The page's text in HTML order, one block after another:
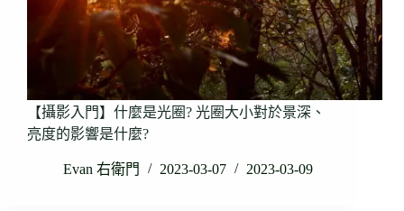
【攝影入門】什麼是光圈? 光圈大小對於景深、
亮度的影響是什麼?
Evan 右衛門 2023-03-07 2023-03-09